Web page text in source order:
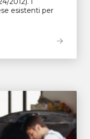
esistenti per